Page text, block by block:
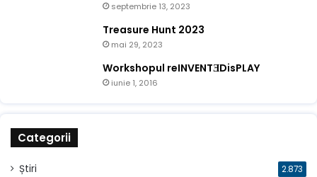
septembrie 13, 2023
Treasure Hunt 2023
mai 29, 2023
Workshopul reINVENTƎDisPLAY
iunie 1, 2016
Categorii
Știri 2.873